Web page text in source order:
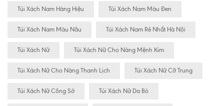
Túi Xách Nam Hàng Hiệu Túi Xách Nam Màu Đen
Túi Xách Nam Màu Nâu Túi Xách Nam Rẻ Nhất Hà Nội
Túi Xách Nữ Túi Xách Nữ Cho Nàng Mệnh Kim
Túi Xách Nữ Cho Nàng Thanh Lịch Túi Xách Nữ Cỡ Trung
Túi Xách Nữ Công Sở Túi Xách Nữ Da Bò